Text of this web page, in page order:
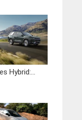
Hybrid:...